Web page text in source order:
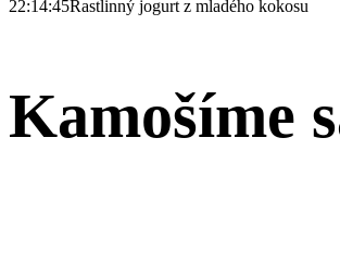
22:14:45Rastlinný jogurt z mladého kokosu
Kamošíme